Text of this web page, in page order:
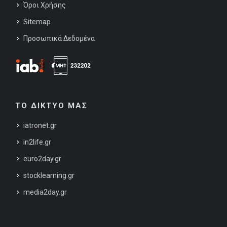
Όροι Χρήσης
Sitemap
Προσωπικά Δεδομένα
ΤΟ ΔΙΚΤΥΟ ΜΑΣ
iatronet.gr
in2life.gr
euro2day.gr
stocklearning.gr
media2day.gr